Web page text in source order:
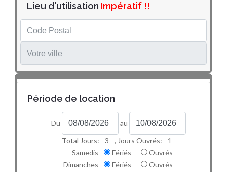
Lieu d'utilisation Impératif !!
Période de location
Du au
Total Jours: 3 , Jours Ouvrés:
1
Samedis
Fériés
Ouvrés
Dimanches
Fériés
Ouvrés